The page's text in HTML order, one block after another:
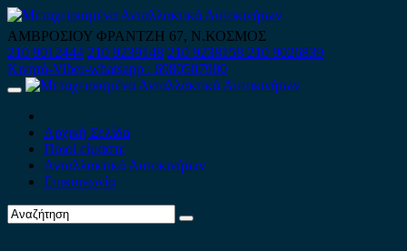
Skip
to
content
ΑΜΒΡΟΣΙΟΥ ΦΡΑΝΤΖΗ 67, Ν.ΚΟΣΜΟΣ
210 9012444 210 9239148 210 9238158 210 9026839
Κινητό-Viber-whatsapp : 6980507900
Primary
Αρχική Σελίδα
Ποιοί είμαστε
Ανταλλακτικά Αυτοκινήτων
Επικοινωνία